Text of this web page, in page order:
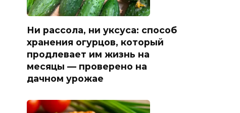
Ни рассола, ни уксуса: способ
хранения огурцов, который
продлевает им жизнь на
месяцы — проверено на
дачном урожае